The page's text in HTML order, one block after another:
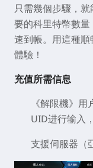
只需幾個步驟，
要的科里特幣數
速到帳。用這種順
體驗！
充值所需信息
《解限機》
UID进行输入
支援伺服器（